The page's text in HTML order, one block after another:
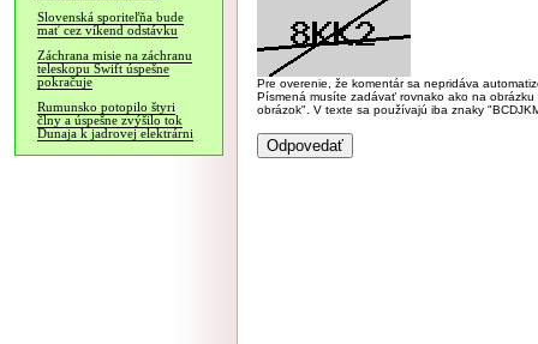
Slovenská sporiteľňa bude
mať cez víkend odstávku
Záchrana misie na záchranu
teleskopu Swift úspešne
pokračuje
Rumunsko potopilo štyri
člny a úspešne zvýšilo tok
Dunaja k jadrovej elektrárni
Pre overenie, že komentár sa nepridáva
Písmená musíte zadávať rovnako ako na
obrázok". V texte sa používajú iba znaky